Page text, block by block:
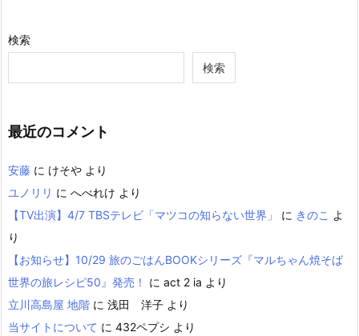
検索
検索
最近のコメント
安藤 に けそや より
ユノリリ に へべれけ より
【TV出演】4/7 TBSテレビ「マツコの知らない世界」
に きのこ よ
り
【お知らせ】10/29 旅のごはんBOOKシリーズ『マルちゃん焼そば
世界の旅レシピ50』発売！
に act 2 ia より
立川高島屋 地階 に 浅田 洋子 より
当サイトについて に 432ペプシ より